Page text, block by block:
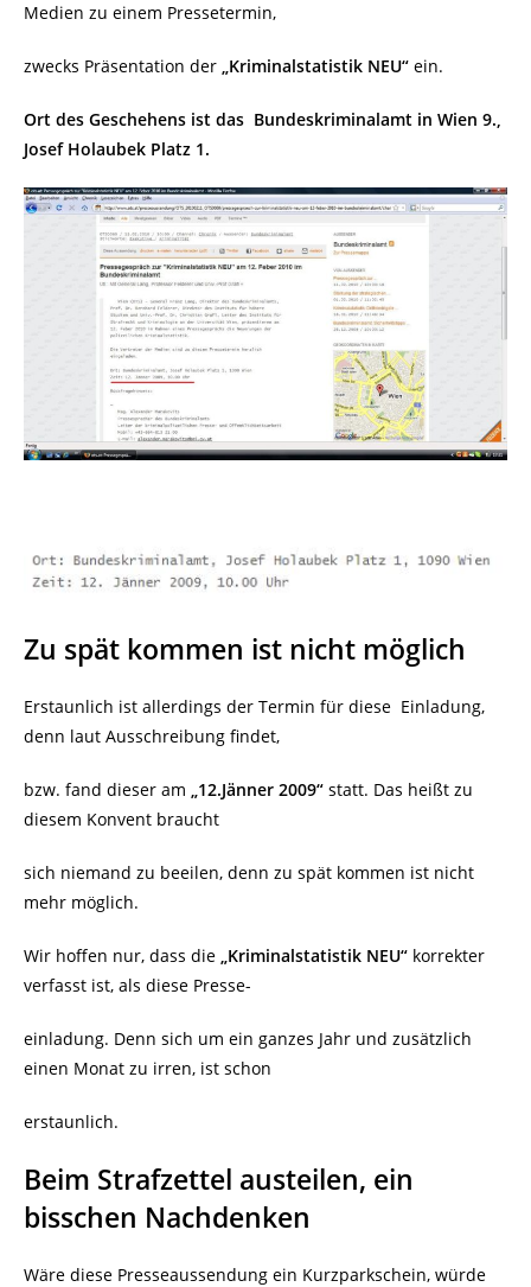
Medien zu einem Pressetermin,
zwecks Präsentation der „Kriminalstatistik NEU“ ein.
Ort des Geschehens ist das Bundeskriminalamt in Wien 9.,
Josef Holaubek Platz 1.
Zu spät kommen ist nicht möglich
Erstaunlich ist allerdings der Termin für diese Einladung,
denn laut Ausschreibung findet,
bzw. fand dieser am „12.Jänner 2009“ statt. Das heißt zu
diesem Konvent braucht
sich niemand zu beeilen, denn zu spät kommen ist nicht
mehr möglich.
Wir hoffen nur, dass die „Kriminalstatistik NEU“ korrekter
verfasst ist, als diese Presse-
einladung. Denn sich um ein ganzes Jahr und zusätzlich
einen Monat zu irren, ist schon
erstaunlich.
Beim Strafzettel austeilen, ein
bisschen Nachdenken
Wäre diese Presseaussendung ein Kurzparkschein, würde